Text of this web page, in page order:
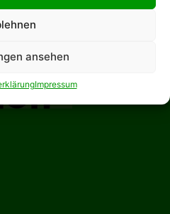
ansehen
Impressum